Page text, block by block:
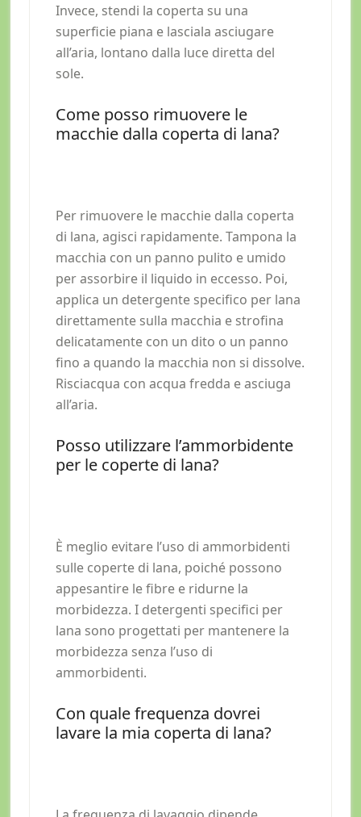
Invece, stendi la coperta su una
superficie piana e lasciala asciugare
all’aria, lontano dalla luce diretta del
sole.
Come posso rimuovere le
macchie dalla coperta di lana?
Per rimuovere le macchie dalla coperta
di lana, agisci rapidamente. Tampona la
macchia con un panno pulito e umido
per assorbire il liquido in eccesso. Poi,
applica un detergente specifico per lana
direttamente sulla macchia e strofina
delicatamente con un dito o un panno
fino a quando la macchia non si dissolve.
Risciacqua con acqua fredda e asciuga
all’aria.
Posso utilizzare l’ammorbidente
per le coperte di lana?
È meglio evitare l’uso di ammorbidenti
sulle coperte di lana, poiché possono
appesantire le fibre e ridurne la
morbidezza. I detergenti specifici per
lana sono progettati per mantenere la
morbidezza senza l’uso di
ammorbidenti.
Con quale frequenza dovrei
lavare la mia coperta di lana?